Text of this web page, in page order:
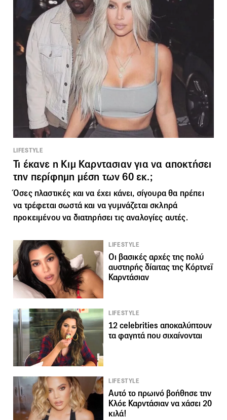
LIFESTYLE
Τι έκανε η Κιμ Καρντασιαν για να αποκτήσει
την περίφημη μέση των 60 εκ.;
Όσες πλαστικές και να έχει κάνει, σίγουρα θα πρέπει
να τρέφεται σωστά και να γυμνάζεται σκληρά
προκειμένου να διατηρήσει τις αναλογίες αυτές.
LIFESTYLE
Οι βασικές αρχές της πολύ
αυστηρής δίαιτας της Κόρτνεϊ
Καρντάσιαν
LIFESTYLE
12 celebrities αποκαλύπτουν
τα φαγητά που σιχαίνονται
LIFESTYLE
Αυτό τo πρωινό βοήθησε την
Κλόε Καρντάσιαν να χάσει 20
κιλά!